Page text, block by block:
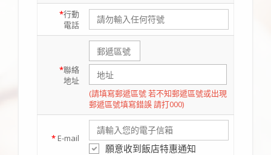
*行動
電話
*聯絡
地址
(請填寫郵遞區號 若不知郵遞區號或出現
郵遞區號填寫錯誤 請打000)
* E-mail
願意收到飯店特惠通知